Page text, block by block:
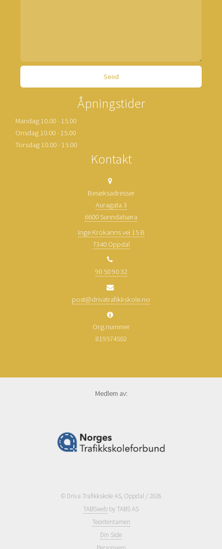
Åpningstider
Mandag 10.00 - 15.00
Onsdag 10.00 - 15.00
Torsdag 10.00 - 15.00
Kontakt
Besøksadresser
Auragata 3
6600 Sunndalsøra
Inge Krokanns vei 15 B
7340 Oppdal
90 50 90 32
post@drivatrafikkskole.no
Org.nummer
819574502
Medlem av:
© Driva Trafikkskole AS, Oppdal / 2026
TABSweb by TABS AS
Teoritentamen
Din Side